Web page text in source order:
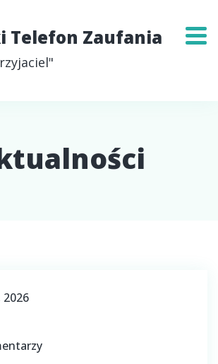
Telefon Zaufania
2026